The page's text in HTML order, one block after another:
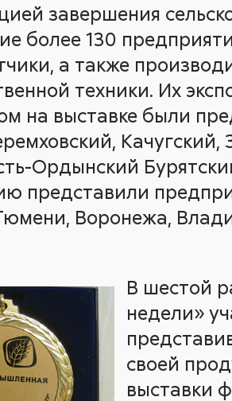
завершения
более 130
а также
техники. Их
на выставке были
Ордынский
представили
Воронежа,
В шестой
недели»
своей
выставки